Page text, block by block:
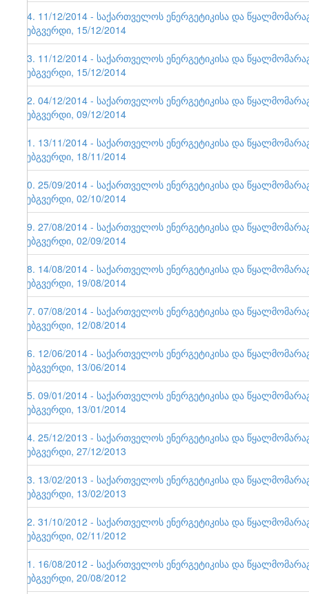
64. 11/12/2014 - საქართველოს ენერგეტიკისა და
ვებგვერდი, 15/12/2014
63. 11/12/2014 - საქართველოს ენერგეტიკისა და
ვებგვერდი, 15/12/2014
62. 04/12/2014 - საქართველოს ენერგეტიკისა და
ვებგვერდი, 09/12/2014
61. 13/11/2014 - საქართველოს ენერგეტიკისა და
ვებგვერდი, 18/11/2014
60. 25/09/2014 - საქართველოს ენერგეტიკისა და
ვებგვერდი, 02/10/2014
59. 27/08/2014 - საქართველოს ენერგეტიკისა და
ვებგვერდი, 02/09/2014
58. 14/08/2014 - საქართველოს ენერგეტიკისა და
ვებგვერდი, 19/08/2014
57. 07/08/2014 - საქართველოს ენერგეტიკისა და
ვებგვერდი, 12/08/2014
56. 12/06/2014 - საქართველოს ენერგეტიკისა და
ვებგვერდი, 13/06/2014
55. 09/01/2014 - საქართველოს ენერგეტიკისა და
ვებგვერდი, 13/01/2014
54. 25/12/2013 - საქართველოს ენერგეტიკისა და
ვებგვერდი, 27/12/2013
53. 13/02/2013 - საქართველოს ენერგეტიკისა და
ვებგვერდი, 13/02/2013
52. 31/10/2012 - საქართველოს ენერგეტიკისა და
ვებგვერდი, 02/11/2012
51. 16/08/2012 - საქართველოს ენერგეტიკისა და
ვებგვერდი, 20/08/2012